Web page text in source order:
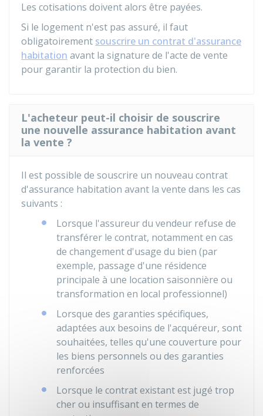
Les cotisations doivent alors être payées.
Si le logement n'est pas assuré, il faut
obligatoirement souscrire un contrat d'assurance
habitation avant la signature de l'acte de vente
pour garantir la protection du bien.
L'acheteur peut-il choisir de souscrire
une nouvelle assurance habitation avant
la vente ?
Il est possible de souscrire un nouveau contrat
d'assurance habitation avant la vente dans les cas
suivants :
Lorsque l'assureur du vendeur refuse de
transférer le contrat, notamment en cas
de changement d'usage du bien (par
exemple, passage d'une résidence
principale à une location saisonnière ou
transformation en local professionnel)
Lorsque des garanties spécifiques,
adaptées aux besoins de l'acquéreur, sont
souhaitées, telles qu'une couverture pour
les biens personnels ou des garanties
renforcées
Lorsque le contrat existant est jugé trop
cher ou insuffisant en termes de